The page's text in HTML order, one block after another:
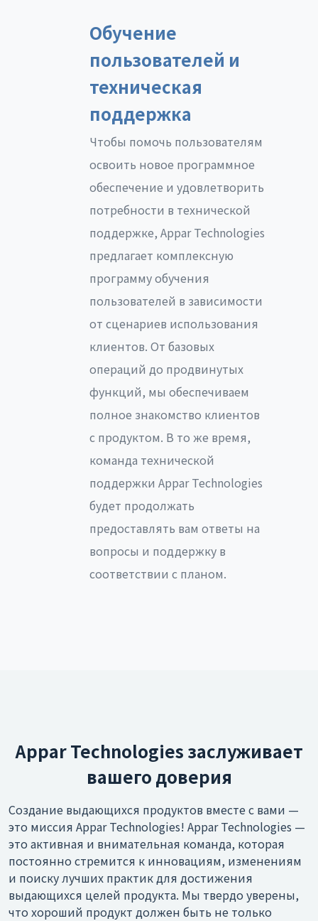
Обучение
пользователей и
техническая
поддержка
Чтобы помочь пользователям
освоить новое программное
обеспечение и удовлетворить
потребности в технической
поддержке, Appar Technologies
предлагает комплексную
программу обучения
пользователей в зависимости
от сценариев использования
клиентов. От базовых
операций до продвинутых
функций, мы обеспечиваем
полное знакомство клиентов
с продуктом. В то же время,
команда технической
поддержки Appar Technologies
будет продолжать
предоставлять вам ответы на
вопросы и поддержку в
соответствии с планом.
Appar Technologies заслуживает
вашего доверия
Создание выдающихся продуктов вместе с вами —
это миссия Appar Technologies! Appar Technologies —
это активная и внимательная команда, которая
постоянно стремится к инновациям, изменениям
и поиску лучших практик для достижения
выдающихся целей продукта. Мы твердо уверены,
что хороший продукт должен быть не только